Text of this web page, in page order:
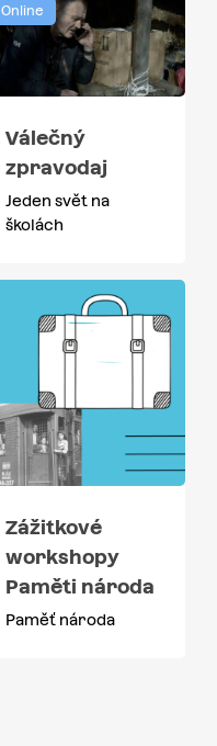
Online
Válečný
zpravodaj
Jeden svět na
školách
Zážitkové
workshopy
Paměti národa
Paměť národa